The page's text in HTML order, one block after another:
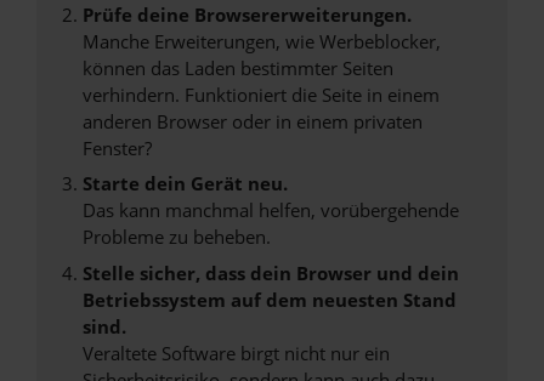
Prüfe deine Browsererweiterungen.
Manche Erweiterungen, wie Werbeblocker,
können das Laden bestimmter Seiten
verhindern. Funktioniert die Seite in einem
anderen Browser oder in einem privaten
Fenster?
Starte dein Gerät neu.
Das kann manchmal helfen, vorübergehende
Probleme zu beheben.
Stelle sicher, dass dein Browser und dein
Betriebssystem auf dem neuesten Stand
sind.
Veraltete Software birgt nicht nur ein